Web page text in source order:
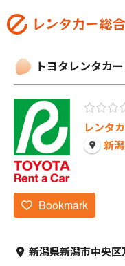
トヨタレンタカ
レンタ
新
Bookmark
新潟県新潟市中央区